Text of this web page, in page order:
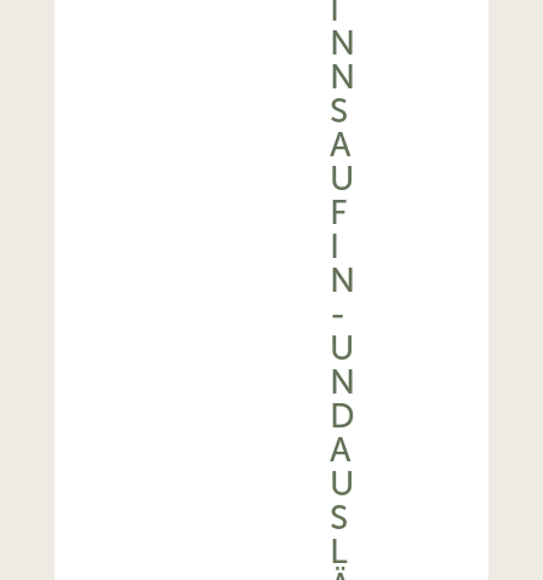
I
N
N
S
A
U
F
I
N
-
U
N
D
A
U
S
L